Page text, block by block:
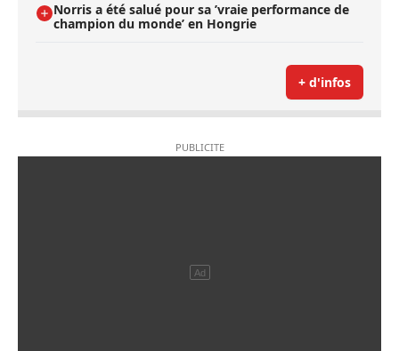
Norris a été salué pour sa ’vraie performance de
champion du monde’ en Hongrie
+ d'infos